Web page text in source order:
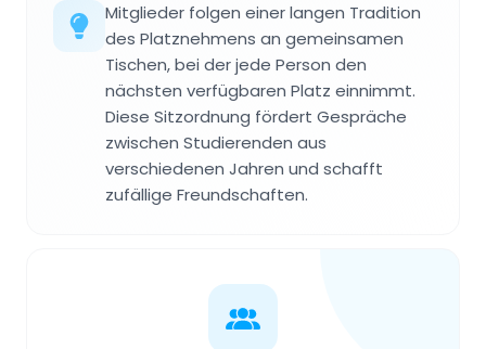
Mitglieder folgen einer langen Tradition
des Platznehmens an gemeinsamen
Tischen, bei der jede Person den
nächsten verfügbaren Platz einnimmt.
Diese Sitzordnung fördert Gespräche
zwischen Studierenden aus
verschiedenen Jahren und schafft
zufällige Freundschaften.